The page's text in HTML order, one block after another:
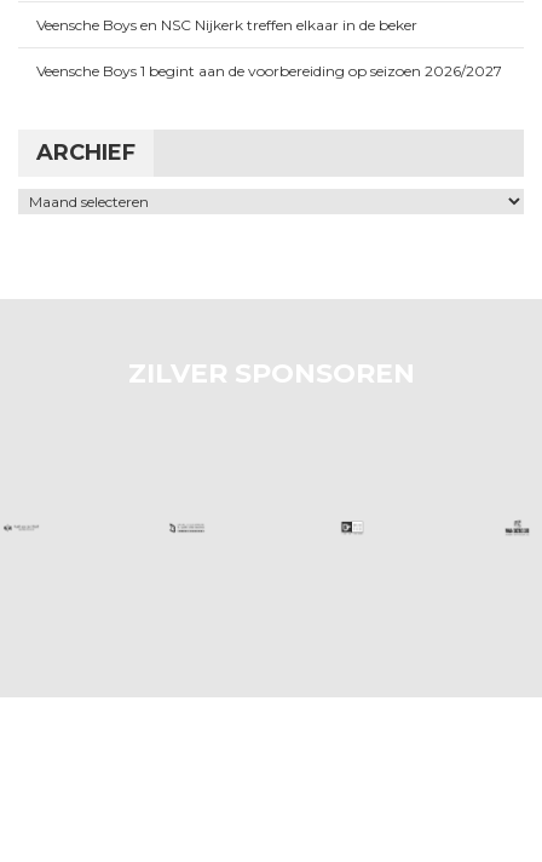
Veensche Boys en NSC Nijkerk treffen elkaar in de beker
Veensche Boys 1 begint aan de voorbereiding op seizoen 2026/2027
ARCHIEF
Archief
ZILVER SPONSOREN